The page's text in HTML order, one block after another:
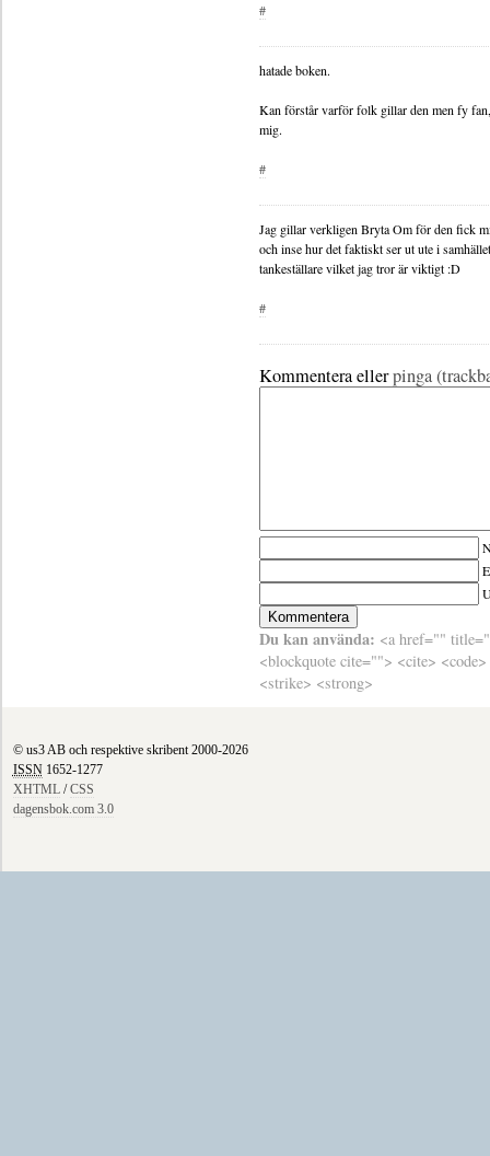
#
hatade boken.
Kan förstår varför folk gillar den men fy
mig.
#
Jag gillar verkligen Bryta Om för den fick
och inse hur det faktiskt ser ut ute i
tankeställare vilket jag tror är viktigt :D
#
Kommentera ellerpinga
Du kan använda: <a href=""
<blockquote cite=""> <cite>
<strike> <strong>
© us3 AB och respektive skribent 2000-2026
ISSN1652-1277
XHTML/CSS
dagensbok.com 3.0